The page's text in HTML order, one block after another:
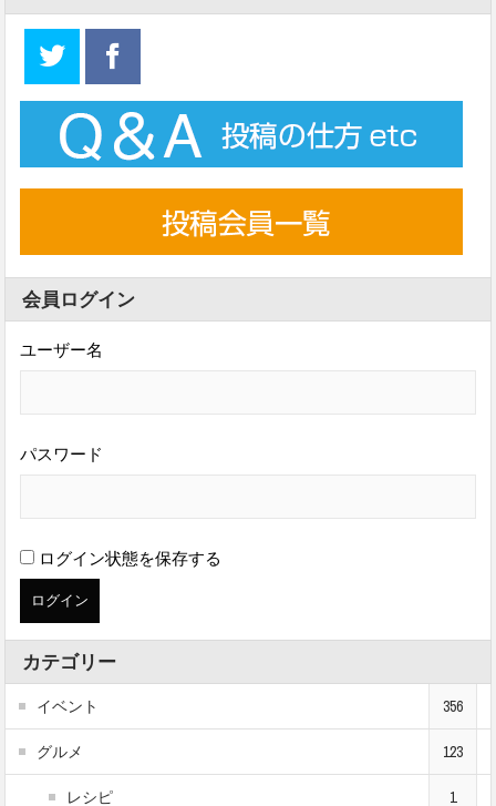
会員ログイン
ユーザー名
パスワード
ログイン状態を保存する
カテゴリー
イベント 356
グルメ 123
レシピ 1